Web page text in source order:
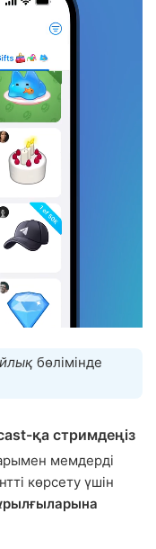
бөлімінде
қа стримдеңіз
мемдерді
көрсету үшін